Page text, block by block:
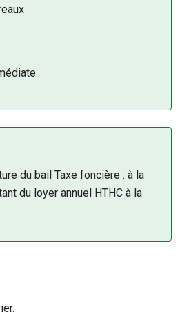
services.
du bail Taxe foncière : à la
du loyer annuel HTHC à la